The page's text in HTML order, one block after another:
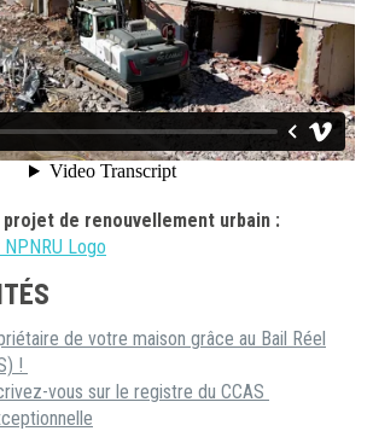
projet de renouvellement urbain :
de votre maison grâce au Bail Réel
!
vous sur le registre du CCAS